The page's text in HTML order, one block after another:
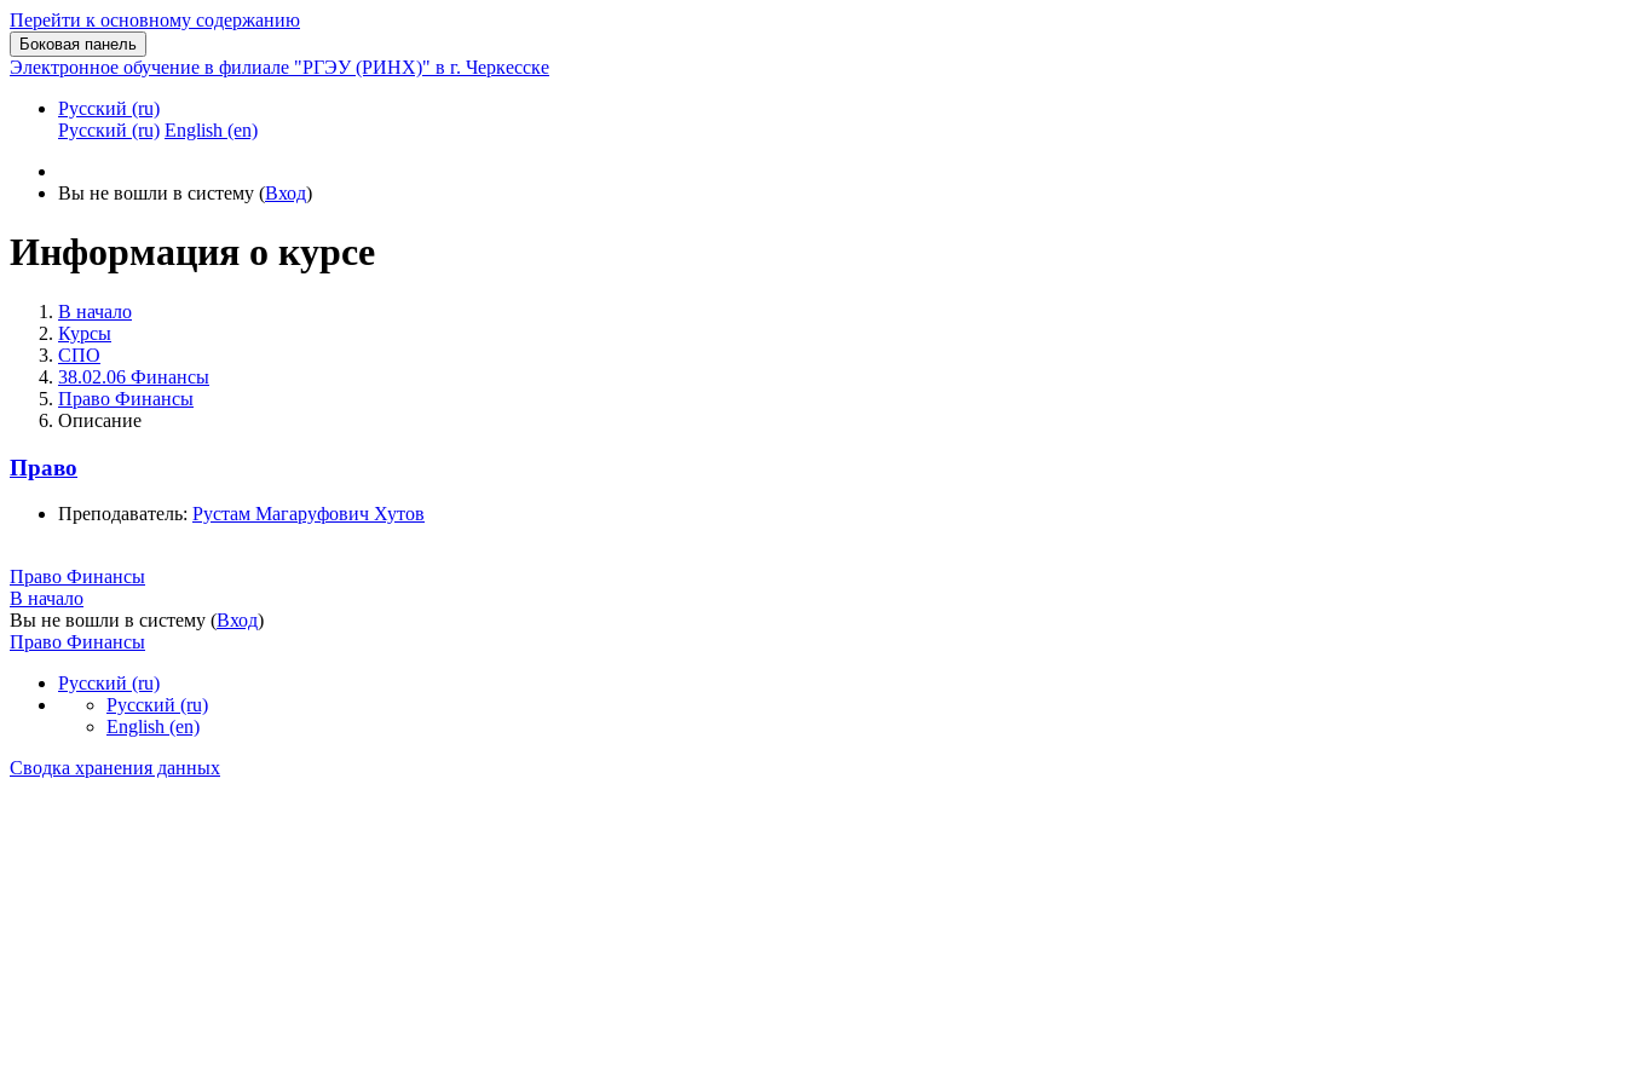
Перейти к основному содержанию
Боковая панель
Электронное обучение в филиале "РГЭУ (РИНХ)" в г. Черкесске
Русский ‎(ru)‎
Русский ‎(ru)‎ English ‎(en)‎
Вы не вошли в систему (Вход)
Информация о курсе
В начало
Курсы
СПО
38.02.06 Финансы
Право Финансы
Описание
Право
Преподаватель: Рустам Магаруфович Хутов
Право Финансы
В начало
Вы не вошли в систему (Вход)
Право Финансы
Русский ‎(ru)‎
Русский ‎(ru)‎
English ‎(en)‎
Сводка хранения данных